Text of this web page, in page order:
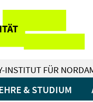
INSTITUT FÜR
& STUDIUM